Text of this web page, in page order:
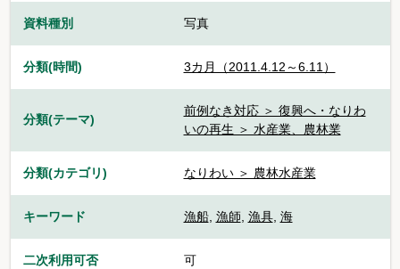
資料種別 写真
分類(時間) 3カ月（2011.4.12～6.11）
分類(テーマ)
前例なき対応 ＞ 復興へ・なりわ
いの再生 ＞ 水産業、農林業
分類(カテゴリ) なりわい ＞ 農林水産業
キーワード 漁船, 漁師, 漁具, 海
二次利用可否 可